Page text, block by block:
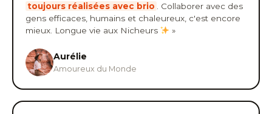
toujours réalisées avec brio
. Collaborer avec des
gens efficaces, humains et chaleureux, c'est encore
mieux. Longue vie aux Nicheurs
»
Aurélie
Amoureux du Monde